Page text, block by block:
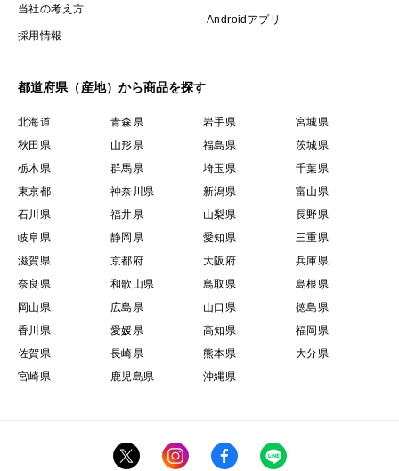
当社の考え方
採用情報
Androidアプリ
都道府県（産地）から商品を探す
北海道 青森県 岩手県
宮城県
秋田県
山形県 福島県
茨城県
栃木県
群馬県 埼玉県
千葉県
東京都
神奈川県 新潟県
富山県
石川県
福井県 山梨県
長野県
岐阜県
静岡県 愛知県
三重県
滋賀県
京都府 大阪府
兵庫県
奈良県
和歌山県 鳥取県
島根県
岡山県
広島県 山口県
徳島県
香川県
愛媛県 高知県
福岡県
佐賀県
長崎県 熊本県
大分県
宮崎県
鹿児島県 沖縄県